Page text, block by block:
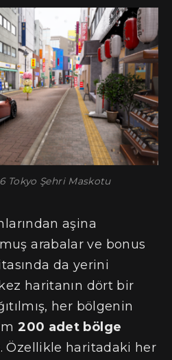
Tokyo Şehri Maskotu
aşina
arabalar ve bonus
da yerini
haritanın dört bir
her bölgenin
200 adet bölge
Özellikle haritadaki her